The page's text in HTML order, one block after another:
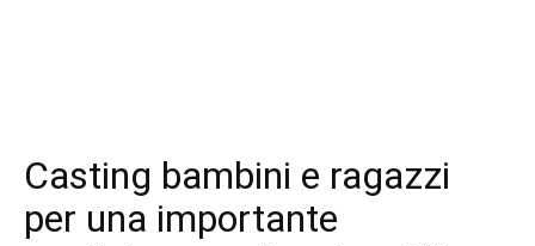
Casting bambini e ragazzi
per una importante